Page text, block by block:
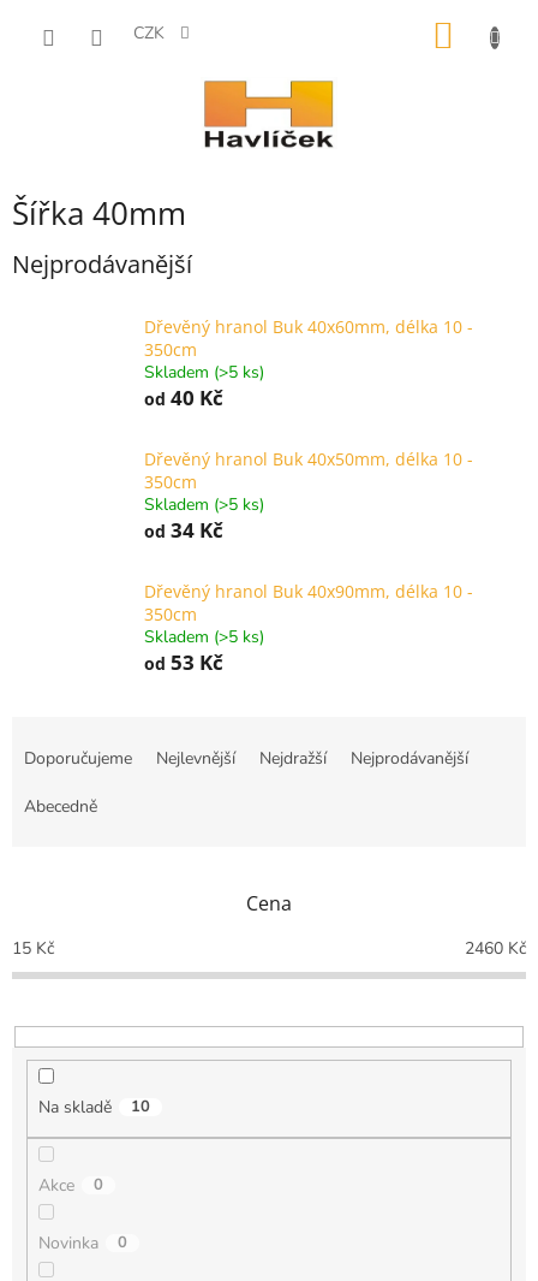
CZK
Šířka 40mm
Nejprodávanější
Dřevěný hranol Buk 40x60mm, délka 10 -
350cm
Skladem (>5 ks)
od 40 Kč
Dřevěný hranol Buk 40x50mm, délka 10 -
350cm
Skladem (>5 ks)
od 34 Kč
Dřevěný hranol Buk 40x90mm, délka 10 -
350cm
Skladem (>5 ks)
od 53 Kč
o
d
k
t
Doporučujeme Nejlevnější Nejdražší Nejprodávanější
Abecedně
Cena
15 Kč 2460 Kč
Na skladě 10
Akce 0
Novinka 0